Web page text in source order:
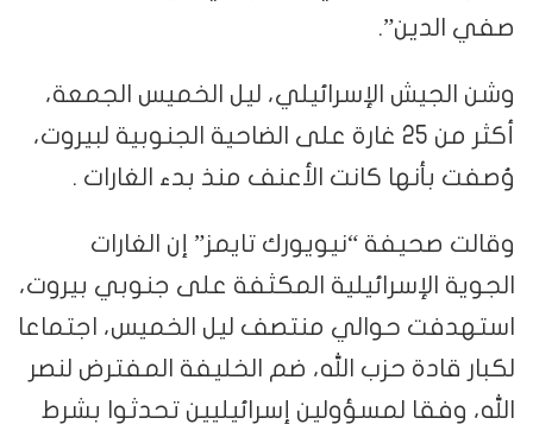
صفي الدين”.
وشن الجيش الإسرائيلي، ليل الخميس الجمعة،
أكثر من 25 غارة على الضاحية الجنوبية لبيروت،
وُصفت بأنها كانت الأعنف منذ بدء الغارات .
وقالت صحيفة “نيويورك تايمز” إن الغارات
الجوية الإسرائيلية المكثفة على جنوبي بيروت،
استهدفت حوالي منتصف ليل الخميس، اجتماعا
لكبار قادة حزب الله، ضم الخليفة المفترض لنصر
الله، وفقا لمسؤولين إسرائيليين تحدثوا بشرط